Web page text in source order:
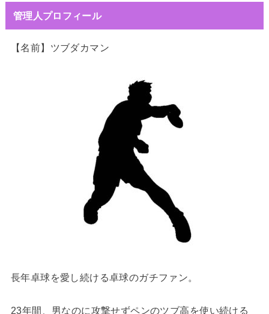
管理人プロフィール
【名前】ツブダカマン
長年卓球を愛し続ける卓球のガチファン。
23年間、男なのに攻撃せずペンのツブ高を使い続ける